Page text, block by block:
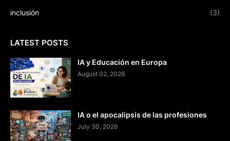
inclusión (3)
LATEST POSTS
IA y Educación en Europa
August 02, 2026
IA o el apocalipsis de las profesiones
July 30, 2026